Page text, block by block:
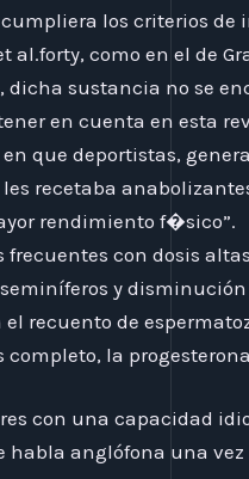
los criterios de
al.forty, como en el de
dicha sustancia no se
en cuenta en esta
que deportistas,
recetaba
rendimiento f�sico”.
frecuentes con dosis
y
recuento de
la
con una capacidad
anglófona una